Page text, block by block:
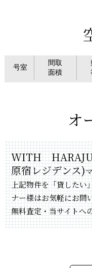
号室
間取
面積
オ
WITH
原宿レジデンス)
上記物件を「貸した
ナー様はお気軽にお問
無料査定・当サイトへ